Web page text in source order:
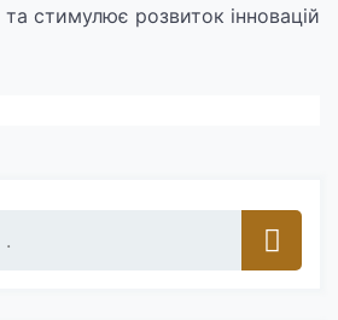
та стимулює розвиток інновацій